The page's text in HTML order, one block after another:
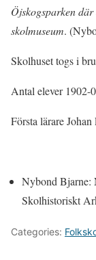
Öjskogsparken
skolmuseum.
Skolhuset togs i
Antal elever 1902-
Första lärare
Nybond Bjarne:
Skolhistoriskt
Categories: